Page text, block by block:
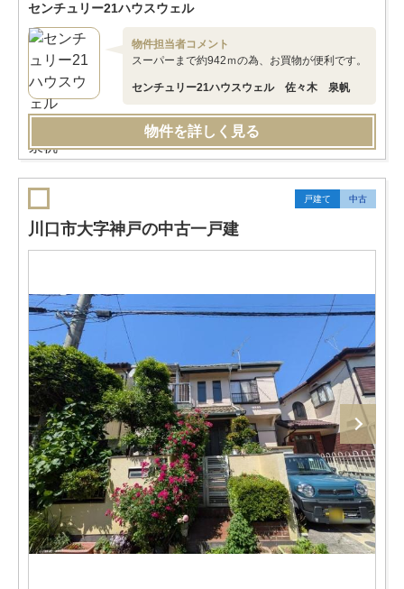
センチュリー21ハウスウェル
物件担当者コメント
スーパーまで約942ｍの為、お買物が便利です。
センチュリー21ハウスウェル 佐々木 泉帆
物件を詳しく見る
戸建て 中古
川口市大字神戸の中古一戸建